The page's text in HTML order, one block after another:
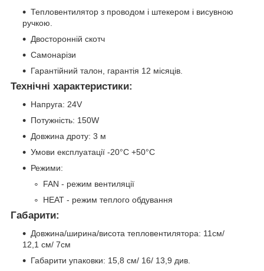
Тепловентилятор з проводом і штекером і висувною
ручкою.
Двосторонній скотч
Самонарізи
Гарантійний талон, гарантія 12 місяців.
Технічні характеристики:
Напруга: 24V
Потужність: 150W
Довжина дроту: 3 м
Умови експлуатації -20°C +50°C
Режими:
FAN - режим вентиляції
HEAT - режим теплого обдування
Габарити:
Довжина/ширина/висота тепловентилятора: 11см/
12,1 см/ 7см
Габарити упаковки: 15,8 см/ 16/ 13,9 див.